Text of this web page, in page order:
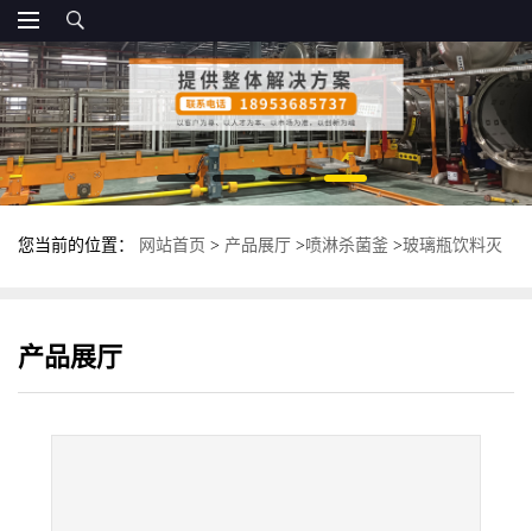
您当前的位置： 网站首页 > 产品展厅 >喷淋杀菌釜 >玻璃瓶饮料灭
产品展厅